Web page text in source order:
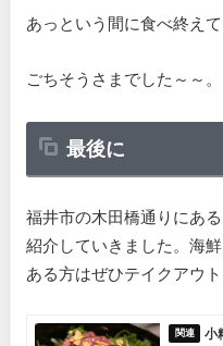
あっという間に食べ終えて
ごちそうさまでした～～。
最後に
福井市の木田橋通りにあ
紹介していきました。海
ある方はぜひテイクアウ
小